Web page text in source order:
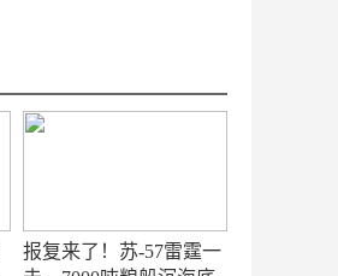
报复来了！苏-57雷霆一